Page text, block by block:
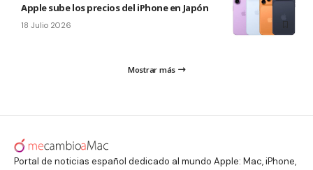
Apple sube los precios del iPhone en Japón
18 Julio 2026
Mostrar más
Portal de noticias español dedicado al mundo Apple: Mac, iPhone,